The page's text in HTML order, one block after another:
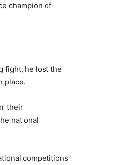
champion of
fight, he lost the
place.
their
national
competitions